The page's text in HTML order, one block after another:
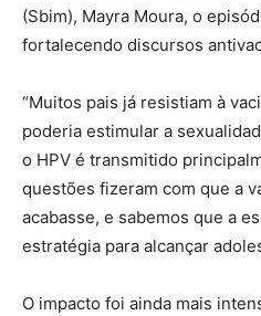
(Sbim), Mayra Moura, o
fortalecendo discursos
“Muitos pais já resistiam à
poderia estimular a
o HPV é transmitido
questões fizeram com que a
acabasse, e sabemos que a
estratégia para alcançar
O impacto foi ainda mais